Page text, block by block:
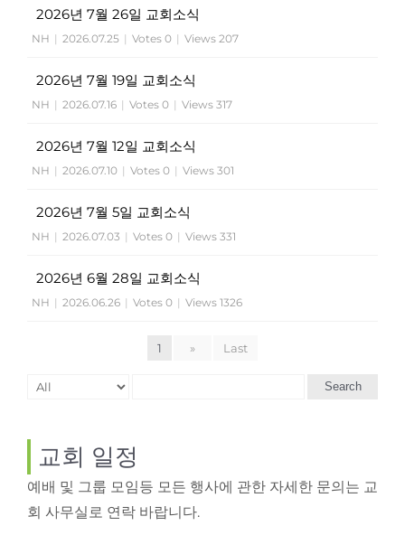
2026년 7월 26일 교회소식
NH | 2026.07.25 | Votes 0 | Views 207
2026년 7월 19일 교회소식
NH | 2026.07.16 | Votes 0 | Views 317
2026년 7월 12일 교회소식
NH | 2026.07.10 | Votes 0 | Views 301
2026년 7월 5일 교회소식
NH | 2026.07.03 | Votes 0 | Views 331
2026년 6월 28일 교회소식
NH | 2026.06.26 | Votes 0 | Views 1326
1 » Last
Search
교회 일정
예배 및 그룹 모임등 모든 행사에 관한 자세한 문의는 교
회 사무실로 연락 바랍니다.